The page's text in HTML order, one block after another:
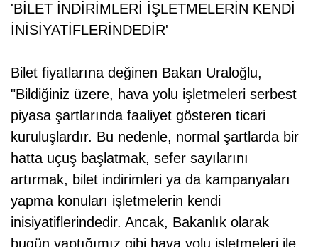
'BİLET İNDİRİMLERİ İŞLETMELERİN KENDİ
İNİSİYATİFLERİNDEDİR'
Bilet fiyatlarına değinen Bakan Uraloğlu,
"Bildiğiniz üzere, hava yolu işletmeleri serbest
piyasa şartlarında faaliyet gösteren ticari
kuruluşlardır. Bu nedenle, normal şartlarda bir
hatta uçuş başlatmak, sefer sayılarını
artırmak, bilet indirimleri ya da kampanyaları
yapma konuları işletmelerin kendi
inisiyatiflerindedir. Ancak, Bakanlık olarak
bugün yaptığımız gibi hava yolu işletmeleri ile